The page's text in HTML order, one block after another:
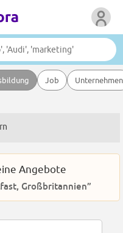
Job Unternehmen
Angebote
Großbritannien”